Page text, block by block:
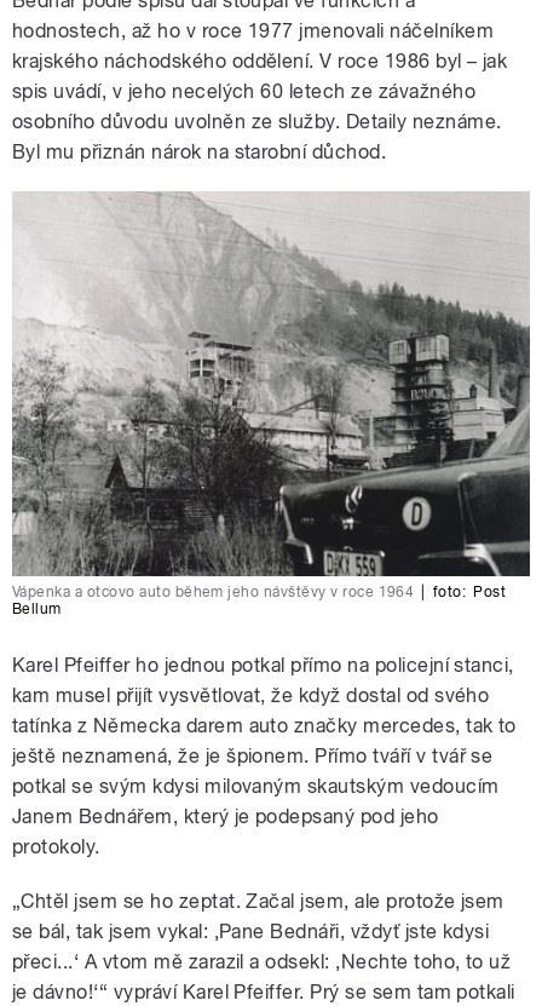
hodnostech, až ho v roce 1977 jmenovali náčelníkem
krajského náchodského oddělení. V roce 1986 byl – jak
spis uvádí, v jeho necelých 60 letech ze závažného
osobního důvodu uvolněn ze služby. Detaily neznáme.
Byl mu přiznán nárok na starobní důchod.
Vápenka a otcovo auto během jeho návštěvy v roce 1964 foto: Post
Bellum
Karel Pfeiffer ho jednou potkal přímo na policejní stanci,
kam musel přijít vysvětlovat, že když dostal od svého
tatínka z Německa darem auto značky mercedes, tak to
ještě neznamená, že je špionem. Přímo tváří v tvář se
potkal se svým kdysi milovaným skautským vedoucím
Janem Bednářem, který je podepsaný pod jeho
protokoly.
„Chtěl jsem se ho zeptat. Začal jsem, ale protože jsem
se bál, tak jsem vykal: ‚Pane Bednáři, vždyť jste kdysi
přeci...‘ A vtom mě zarazil a odsekl: ‚Nechte toho, to už
je dávno!‘“ vypráví Karel Pfeiffer. Prý se sem tam potkali